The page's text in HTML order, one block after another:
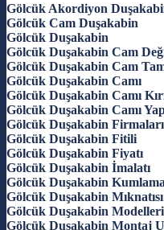
Gölcük Akordiyon
Gölcük Cam Duşakabin
Gölcük Duşakabin
Gölcük Duşakabin Cam
Gölcük Duşakabin Cam
Gölcük Duşakabin Camı
Gölcük Duşakabin Camı
Gölcük Duşakabin Camı
Gölcük Duşakabin Firmaları
Gölcük Duşakabin Fitili
Gölcük Duşakabin Fiyatı
Gölcük Duşakabin İmalatı
Gölcük Duşakabin Kumlama
Gölcük Duşakabin Mıknatısı
Gölcük Duşakabin Modelleri
Gölcük Duşakabin Montaj